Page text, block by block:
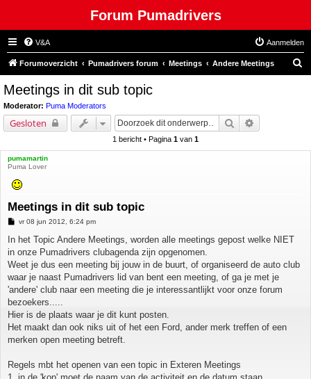
Forum Pumadrivers
V&A Aanmelden
Forumoverzicht Pumadrivers forum Meetings Andere Meetings
Meetings in dit sub topic
Moderator: Puma Moderators
Gesloten Zoek
1 bericht • Pagina 1 van 1
pumamartin
Puma Lover
Meetings in dit sub topic
B
c
h
vr 08 jun 2012, 6:24 pm
In het Topic Andere Meetings, worden alle meetings gepost welke NIET
in onze Pumadrivers clubagenda zijn opgenomen.
Weet je dus een meeting bij jouw in de buurt, of organiseerd de auto club
waar je naast Pumadrivers lid van bent een meeting, of ga je met je
'andere' club naar een meeting die je interessantlijkt voor onze forum
bezoekers.....
Hier is de plaats waar je dit kunt posten.
Het maakt dan ook niks uit of het een Ford, ander merk treffen of een
merken open meeting betreft.
Regels mbt het openen van een topic in Exteren Meetings